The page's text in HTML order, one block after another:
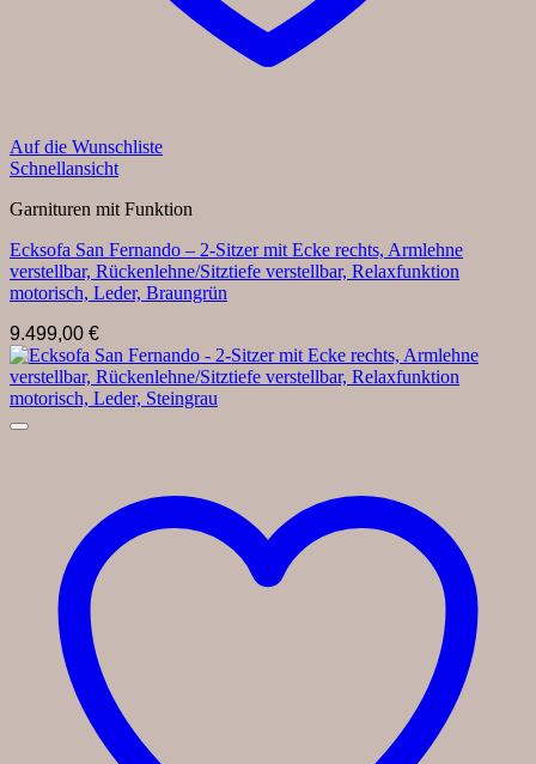
Auf die Wunschliste
Schnellansicht
Garnituren mit Funktion
Ecksofa San Fernando – 2-Sitzer mit Ecke rechts, Armlehne
verstellbar, Rückenlehne/Sitztiefe verstellbar, Relaxfunktion
motorisch, Leder, Braungrün
9.499,00 €